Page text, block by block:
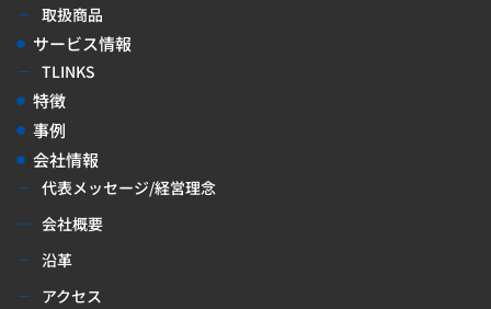
取扱商品
サービス情報
TLINKS
特徴
事例
会社情報
代表メッセージ/経営理念
会社概要
沿革
アクセス